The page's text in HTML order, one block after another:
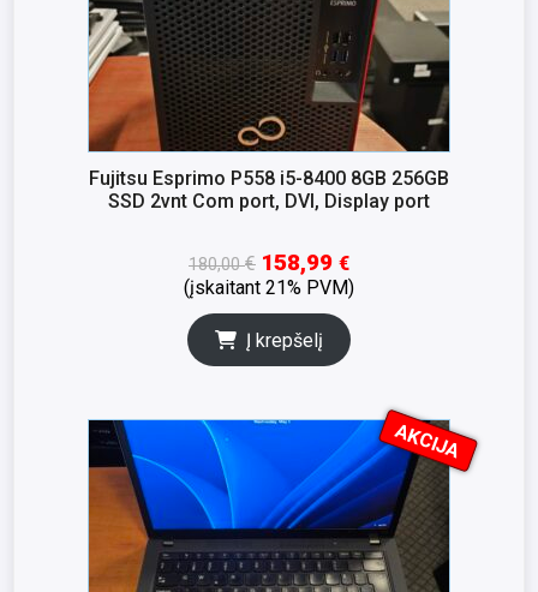
Fujitsu Esprimo P558 i5-8400 8GB 256GB
SSD 2vnt Com port, DVI, Display port
180,00€ 158,99 €
(įskaitant 21% PVM)
Į krepšelį
AKCIJA
K
S
N
A